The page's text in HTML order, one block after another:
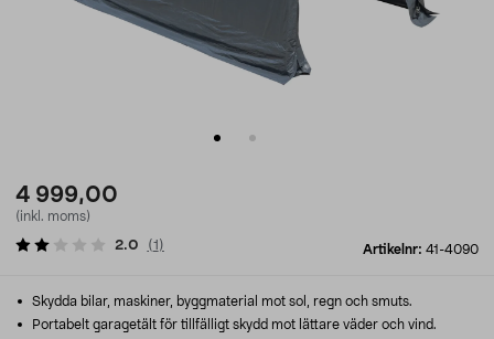
4 999,00
(inkl. moms)
Artikelnr: 41-4090
2.0 (1 )
Skydda bilar, maskiner, byggmaterial mot sol, regn och smuts.
Portabelt garagetält för tillfälligt skydd mot lättare väder och vind.